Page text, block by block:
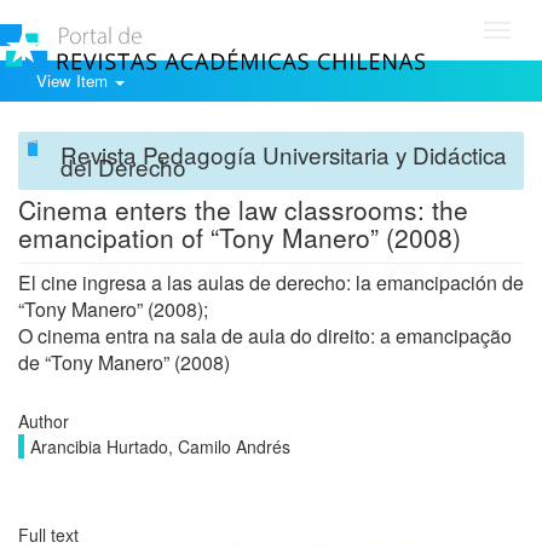
View Item
Revista Pedagogía Universitaria y Didáctica
del Derecho
Cinema enters the law classrooms: the
emancipation of “Tony Manero” (2008)
El cine ingresa a las aulas de derecho: la emancipación de
“Tony Manero” (2008);
O cinema entra na sala de aula do direito: a emancipação
de “Tony Manero” (2008)
Author
Arancibia Hurtado, Camilo Andrés
Full text